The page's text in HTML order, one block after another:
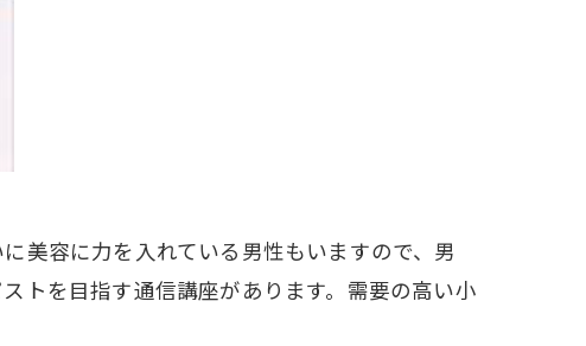
美容に力を入れている男性もいますので、男
トを目指す通信講座があります。需要の高い小